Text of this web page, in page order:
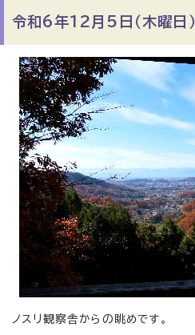
令和6年12月5日（木曜日）
ノスリ観察舎からの眺めです。